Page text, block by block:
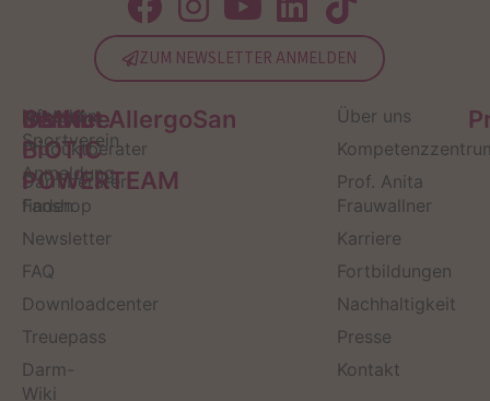
ZUM NEWSLETTER ANMELDEN
Service
Kontakt
Produktberater
Darmberater
finden
Newsletter
FAQ
Downloadcenter
Treuepass
Darm-
Wiki
OMNi-
BiOTiC
POWERTEAM
Infos zum
Sportverein
Anmeldung
Fanshop
Institut AllergoSan
Über uns
Prof. Anita
Frauwallner
Karriere
Fortbildungen
Nachhaltigkeit
Presse
Kontakt